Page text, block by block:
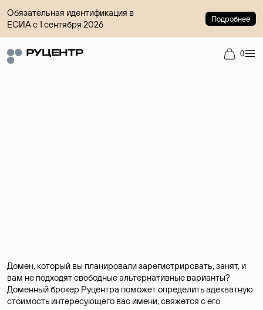
Обязательная идентификация в
ЕСИА с 1 сентября 2026
Подробнее
0
Домен, который вы планировали зарегистрировать, занят, и
вам не подходят свободные альтернативные варианты?
Доменный брокер Руцентра поможет определить адекватную
стоимость интересующего вас имени, свяжется с его